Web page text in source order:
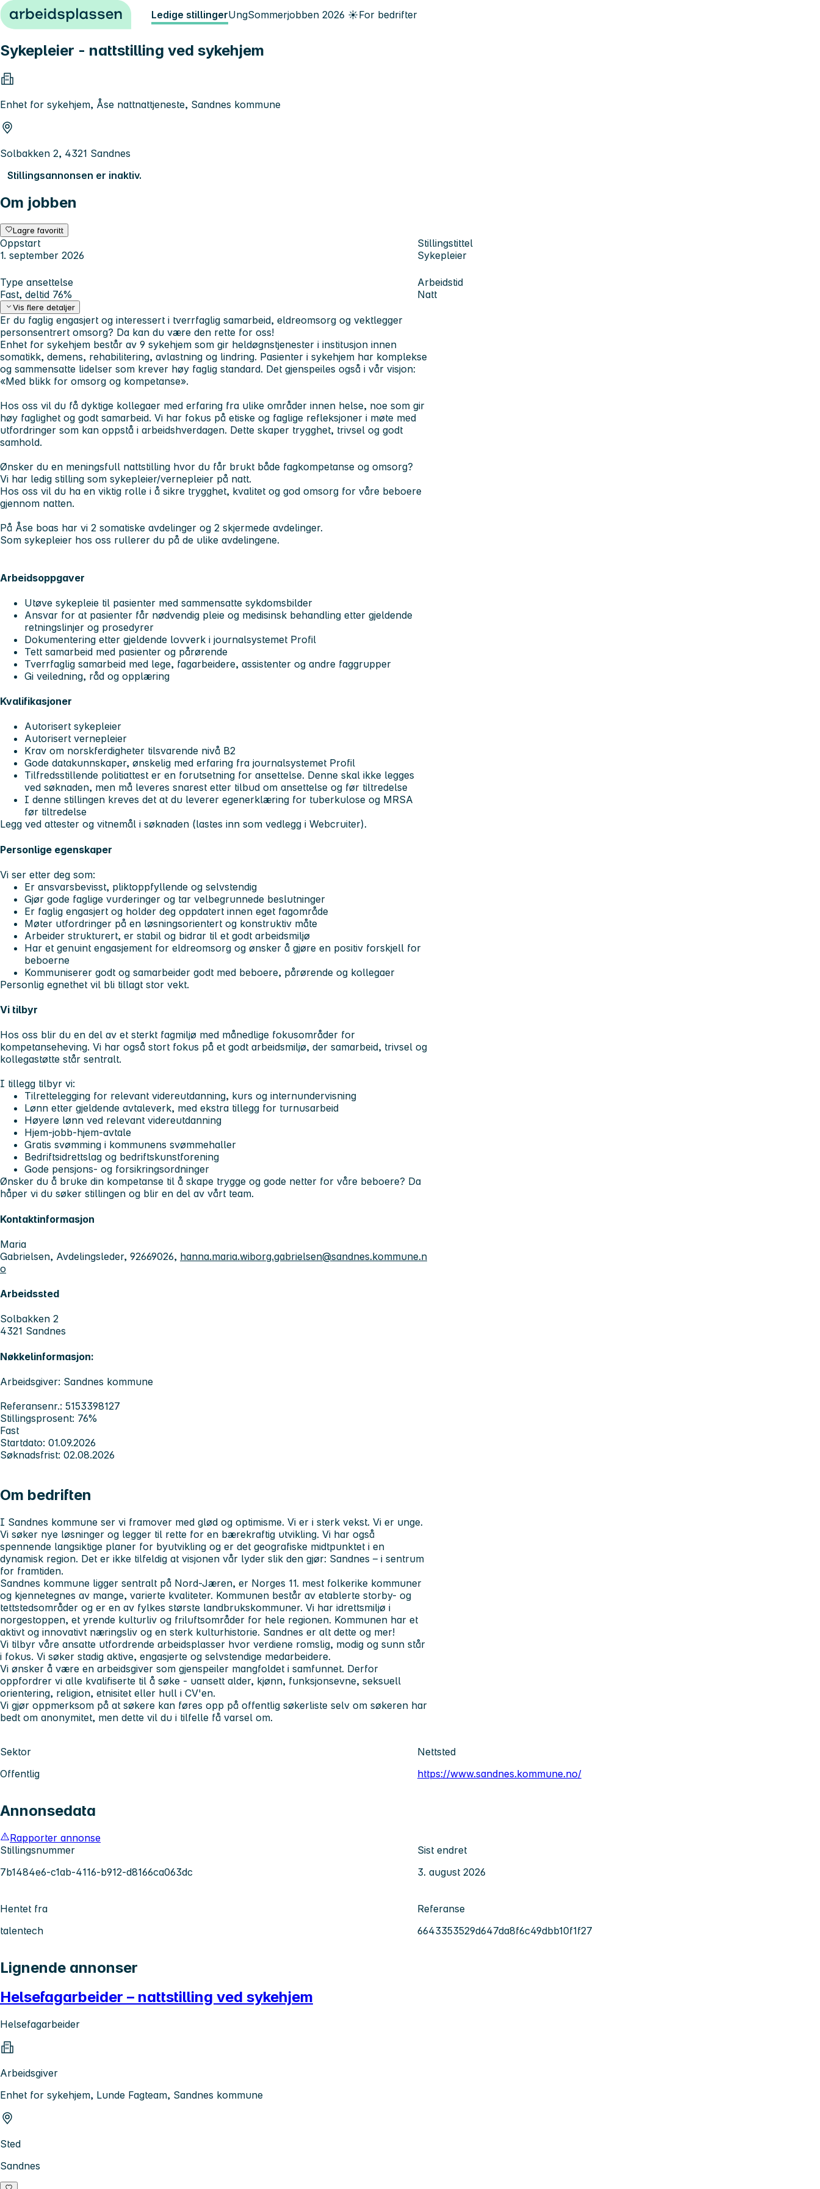
Hopp til innhold Ledige stillingerUngSommerjobben 2026 ☀️For bedrifter
Sykepleier - nattstilling ved sykehjem
Enhet for sykehjem, Åse nattnattjeneste, Sandnes kommune
Solbakken 2, 4321 Sandnes
Stillingsannonsen er inaktiv.
Om jobben
Lagre favoritt
Oppstart
1. september 2026
Stillingstittel
Sykepleier
Type ansettelse
Fast, deltid 76%
Arbeidstid
Natt
Vis flere detaljer
Er du faglig engasjert og interessert i tverrfaglig samarbeid, eldreomsorg og vektlegger
personsentrert omsorg? Da kan du være den rette for oss!
Enhet for sykehjem består av 9 sykehjem som gir heldøgnstjenester i institusjon innen
somatikk, demens, rehabilitering, avlastning og lindring. Pasienter i sykehjem har komplekse
og sammensatte lidelser som krever høy faglig standard. Det gjenspeiles også i vår visjon:
«Med blikk for omsorg og kompetanse».
Hos oss vil du få dyktige kollegaer med erfaring fra ulike områder innen helse, noe som gir
høy faglighet og godt samarbeid. Vi har fokus på etiske og faglige refleksjoner i møte med
utfordringer som kan oppstå i arbeidshverdagen. Dette skaper trygghet, trivsel og godt
samhold.
Ønsker du en meningsfull nattstilling hvor du får brukt både fagkompetanse og omsorg?
Vi har ledig stilling som sykepleier/vernepleier på natt.
Hos oss vil du ha en viktig rolle i å sikre trygghet, kvalitet og god omsorg for våre beboere
gjennom natten.
På Åse boas har vi 2 somatiske avdelinger og 2 skjermede avdelinger.
Som sykepleier hos oss rullerer du på de ulike avdelingene.
Arbeidsoppgaver
Utøve sykepleie til pasienter med sammensatte sykdomsbilder
Ansvar for at pasienter får nødvendig pleie og medisinsk behandling etter gjeldende
retningslinjer og prosedyrer
Dokumentering etter gjeldende lovverk i journalsystemet Profil
Tett samarbeid med pasienter og pårørende
Tverrfaglig samarbeid med lege, fagarbeidere, assistenter og andre faggrupper
Gi veiledning, råd og opplæring
Kvalifikasjoner
Autorisert sykepleier
Autorisert vernepleier
Krav om norskferdigheter tilsvarende nivå B2
Gode datakunnskaper, ønskelig med erfaring fra journalsystemet Profil
Tilfredsstillende politiattest er en forutsetning for ansettelse. Denne skal ikke legges
ved søknaden, men må leveres snarest etter tilbud om ansettelse og før tiltredelse
I denne stillingen kreves det at du leverer egenerklæring for tuberkulose og MRSA
før tiltredelse
Legg ved attester og vitnemål i søknaden (lastes inn som vedlegg i Webcruiter).
Personlige egenskaper
Vi ser etter deg som:
Er ansvarsbevisst, pliktoppfyllende og selvstendig
Gjør gode faglige vurderinger og tar velbegrunnede beslutninger
Er faglig engasjert og holder deg oppdatert innen eget fagområde
Møter utfordringer på en løsningsorientert og konstruktiv måte
Arbeider strukturert, er stabil og bidrar til et godt arbeidsmiljø
Har et genuint engasjement for eldreomsorg og ønsker å gjøre en positiv forskjell for
beboerne
Kommuniserer godt og samarbeider godt med beboere, pårørende og kollegaer
Personlig egnethet vil bli tillagt stor vekt.
Vi tilbyr
Hos oss blir du en del av et sterkt fagmiljø med månedlige fokusområder for
kompetanseheving. Vi har også stort fokus på et godt arbeidsmiljø, der samarbeid, trivsel og
kollegastøtte står sentralt.
I tillegg tilbyr vi:
Tilrettelegging for relevant videreutdanning, kurs og internundervisning
Lønn etter gjeldende avtaleverk, med ekstra tillegg for turnusarbeid
Høyere lønn ved relevant videreutdanning
Hjem-jobb-hjem-avtale
Gratis svømming i kommunens svømmehaller
Bedriftsidrettslag og bedriftskunstforening
Gode pensjons- og forsikringsordninger
Ønsker du å bruke din kompetanse til å skape trygge og gode netter for våre beboere? Da
håper vi du søker stillingen og blir en del av vårt team.
Kontaktinformasjon
Maria
Gabrielsen, Avdelingsleder, 92669026, hanna.maria.wiborg.gabrielsen@sandnes.kommune.n
o
Arbeidssted
Solbakken 2
4321 Sandnes
Nøkkelinformasjon:
Arbeidsgiver: Sandnes kommune
Referansenr.: 5153398127
Stillingsprosent: 76%
Fast
Startdato: 01.09.2026
Søknadsfrist: 02.08.2026
Om bedriften
I Sandnes kommune ser vi framover med glød og optimisme. Vi er i sterk vekst. Vi er unge.
Vi søker nye løsninger og legger til rette for en bærekraftig utvikling. Vi har også
spennende langsiktige planer for byutvikling og er det geografiske midtpunktet i en
dynamisk region. Det er ikke tilfeldig at visjonen vår lyder slik den gjør: Sandnes – i sentrum
for framtiden.
Sandnes kommune ligger sentralt på Nord-Jæren, er Norges 11. mest folkerike kommuner
og kjennetegnes av mange, varierte kvaliteter. Kommunen består av etablerte storby- og
tettstedsområder og er en av fylkes største landbrukskommuner. Vi har idrettsmiljø i
norgestoppen, et yrende kulturliv og friluftsområder for hele regionen. Kommunen har et
aktivt og innovativt næringsliv og en sterk kulturhistorie. Sandnes er alt dette og mer!
Vi tilbyr våre ansatte utfordrende arbeidsplasser hvor verdiene romslig, modig og sunn står
i fokus. Vi søker stadig aktive, engasjerte og selvstendige medarbeidere.
Vi ønsker å være en arbeidsgiver som gjenspeiler mangfoldet i samfunnet. Derfor
oppfordrer vi alle kvalifiserte til å søke - uansett alder, kjønn, funksjonsevne, seksuell
orientering, religion, etnisitet eller hull i CV'en.
Vi gjør oppmerksom på at søkere kan føres opp på offentlig søkerliste selv om søkeren har
bedt om anonymitet, men dette vil du i tilfelle få varsel om.
Sektor
Offentlig
Nettsted
https://www.sandnes.kommune.no/
Annonsedata
Rapporter annonse
Stillingsnummer
7b1484e6-c1ab-4116-b912-d8166ca063dc
Sist endret
3. august 2026
Hentet fra
talentech
Referanse
6643353529d647da8f6c49dbb10f1f27
Lignende annonser
Helsefagarbeider – nattstilling ved sykehjem
Helsefagarbeider
Arbeidsgiver
Enhet for sykehjem, Lunde Fagteam, Sandnes kommune
Sted
Sandnes